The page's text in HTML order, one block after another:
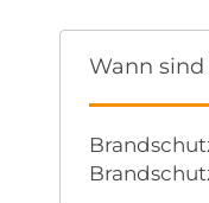
Wann